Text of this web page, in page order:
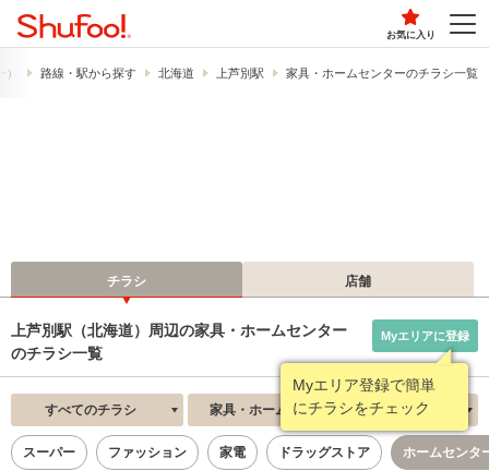
お気に入り
路線・駅から探す 北海道 上芦別駅 家具・ホームセンターのチラシ一覧
チラシ 店舗
上芦別駅（北海道）周辺の家具・ホームセンター
のチラシ一覧
Myエリア登録で簡単
にチラシをチェック
Myエリアに登録
すべてのチラシ 家具・ホームセンター 新着順
スーパー ファッション 家電 ドラッグストア ホームセンタ